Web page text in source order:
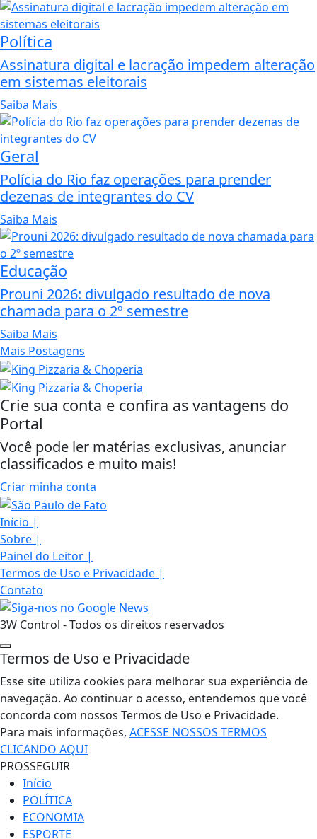
Política
Assinatura digital e lacração impedem alteração
em sistemas eleitorais
Saiba Mais
Geral
Polícia do Rio faz operações para prender
dezenas de integrantes do CV
Saiba Mais
Educação
Prouni 2026: divulgado resultado de nova
chamada para o 2º semestre
Saiba Mais
Mais Postagens
Crie sua conta e confira as vantagens do
Portal
Você pode ler matérias exclusivas, anunciar
classificados e muito mais!
Criar minha conta
Início |
Sobre |
Painel do Leitor |
Termos de Uso e Privacidade |
Contato
3W Control - Todos os direitos reservados
Termos de Uso e Privacidade
Esse site utiliza cookies para melhorar sua experiência de
navegação. Ao continuar o acesso, entendemos que você
concorda com nossos Termos de Uso e Privacidade.
Para mais informações, ACESSE NOSSOS TERMOS
CLICANDO AQUI
PROSSEGUIR
Início
POLÍTICA
ECONOMIA
ESPORTE